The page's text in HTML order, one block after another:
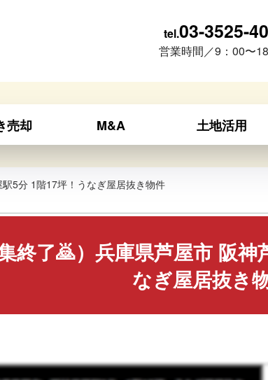
tel.03-3525-
営業時間／9：00〜
売却 M&A 土地活用
駅5分 1階17坪！うなぎ屋居抜き物件
集終了🙇）兵庫県芦屋市 阪
なぎ屋居抜き